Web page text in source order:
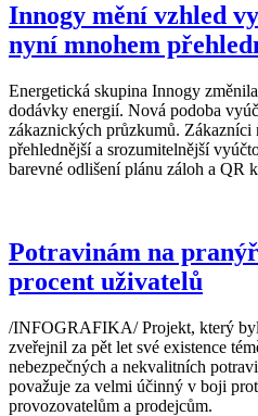
Innogy mění vzhled
nyní mnohem
Energetická skupina Innogy
dodávky energií. Nová podoba
zákaznických průzkumů.
přehlednější a srozumitelnější
barevné odlišení plánu záloh a QR
Potravinám na
procent uživatelů
/INFOGRAFIKA/ Projekt, který byl
zveřejnil za pět let své existence
nebezpečných a nekvalitních
považuje za velmi účinný v boji
provozovatelům a prodejcům.